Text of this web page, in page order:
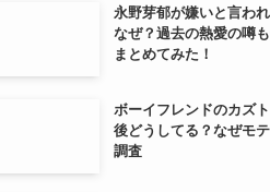
永野芽郁が嫌いと言わ
なぜ？過去の熱愛の噂
まとめてみた！
ボーイフレンドのカズ
後どうしてる？なぜモ
調査